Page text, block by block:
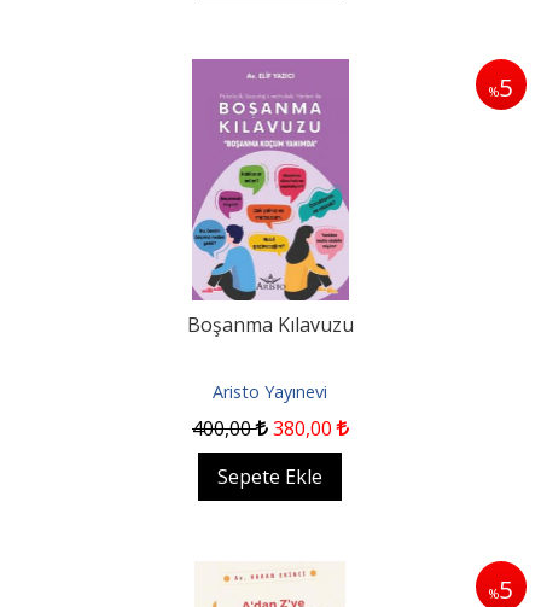
%5
Boşanma Kılavuzu
Aristo Yayınevi
400,00 380,00
Sepete Ekle
%5